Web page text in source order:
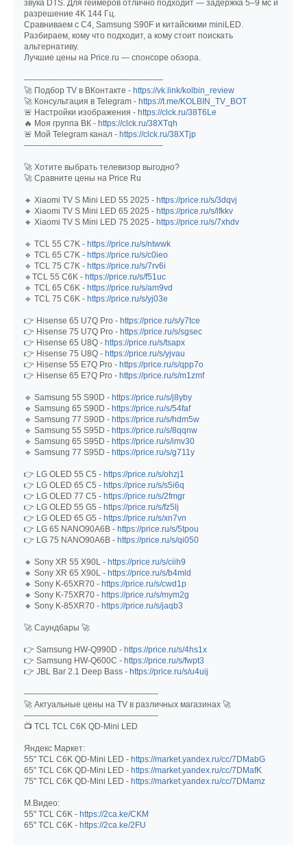
звука DTS. Для геймеров отлично подходит — задержка 5–9 мс и
разрешение 4K 144 Гц.
Сравниваем с C4, Samsung S90F и китайскими miniLED.
Разбираем, кому что подходит, а кому стоит поискать
альтернативу.
Лучшие цены на Price.ru — спонсоре обзора.
–––––––––––––––––––––––––––––
🚀 Подбор TV в ВКонтакте - https://vk.link/kolbin_review
🚀 Консультация в Telegram - https://t.me/KOLBIN_TV_BOT
🚨 Настройки изображения - https://clck.ru/38T6Le
🔥 Моя группа ВК - https://clck.ru/38XTqh
🚨 Мой Telegram канал - https://clck.ru/38XTjp
–––––––––––––––––––––––––––––
🚀 Хотите выбрать телевизор выгодно?
🚀 Сравните цены на Price Ru
🔸 Xiaomi TV S Mini LED 55 2025 - https://price.ru/s/3dqvj
🔸 Xiaomi TV S Mini LED 65 2025 - https://price.ru/s/lfkkv
🔸 Xiaomi TV S Mini LED 75 2025 - https://price.ru/s/7xhdv
🔹 TCL 55 C7K - https://price.ru/s/ntwwk
🔹 TCL 65 C7K - https://price.ru/s/c0ieo
🔹 TCL 75 C7K - https://price.ru/s/7rv6i
🔹TCL 55 C6K - https://price.ru/s/f51uc
🔹 TCL 65 C6K - https://price.ru/s/am9vd
🔹 TCL 75 C6K - https://price.ru/s/yj03e
👉 Hisense 65 U7Q Pro - https://price.ru/s/y7tce
👉 Hisense 75 U7Q Pro - https://price.ru/s/sgsec
👉 Hisense 65 U8Q - https://price.ru/s/tsapx
👉 Hisense 75 U8Q - https://price.ru/s/yjvau
👉 Hisense 55 E7Q Pro - https://price.ru/s/qpp7o
👉 Hisense 65 E7Q Pro - https://price.ru/s/m1zmf
🔹 Samsung 55 S90D - https://price.ru/s/j8yby
🔹 Samsung 65 S90D - https://price.ru/s/54faf
🔹 Samsung 77 S90D - https://price.ru/s/hdm5w
🔹 Samsung 55 S95D - https://price.ru/s/8qqnw
🔹 Samsung 65 S95D - https://price.ru/s/imv30
🔹 Samsung 77 S95D - https://price.ru/s/g711y
👉 LG OLED 55 C5 - https://price.ru/s/ohzj1
👉 LG OLED 65 C5 - https://price.ru/s/s5i6q
👉 LG OLED 77 C5 - https://price.ru/s/2fmgr
👉 LG OLED 55 G5 - https://price.ru/s/fz5lj
👉 LG OLED 65 G5 - https://price.ru/s/xn7vn
👉 LG 65 NANO90A6B - https://price.ru/s/5tpou
👉 LG 75 NANO90A6B - https://price.ru/s/qi050
🔸 Sony XR 55 X90L - https://price.ru/s/ciih9
🔸 Sony XR 65 X90L - https://price.ru/s/b4mld
🔸 Sony K-65XR70 - https://price.ru/s/cwd1p
🔸 Sony K-75XR70 - https://price.ru/s/mym2g
🔸 Sony K-85XR70 - https://price.ru/s/jaqb3
🚀 Саундбары 🚀
👉 Samsung HW-Q990D - https://price.ru/s/4hs1x
👉 Samsung HW-Q600C - https://price.ru/s/fwpt3
👉 JBL Bar 2.1 Deep Bass - https://price.ru/s/u4uij
––––––––––––––––––––––––––––
🚀 Актуальные цены на TV в различных магазинах 🚀
––––––––––––––––––––––––––––
📺 TCL TCL C6K QD-Mini LED
Яндекс Маркет:
55" TCL C6K QD-Mini LED - https://market.yandex.ru/cc/7DMabG
65" TCL C6K QD-Mini LED - https://market.yandex.ru/cc/7DMafK
75" TCL C6K QD-Mini LED - https://market.yandex.ru/cc/7DMamz
М.Видео:
55" TCL C6K - https://2ca.ke/CKM
65" TCL C6K - https://2ca.ke/2FU